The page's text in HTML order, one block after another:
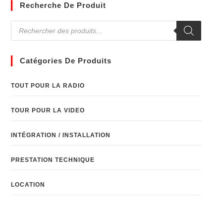
Recherche De Produit
Catégories De Produits
TOUT POUR LA RADIO
TOUR POUR LA VIDEO
INTÉGRATION / INSTALLATION
PRESTATION TECHNIQUE
LOCATION